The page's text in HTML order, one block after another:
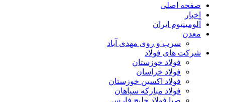
صفحه اصلی
اخبار
آلومینیوم ایران
معدن
سرب و روی مهدی آباد
شرکت های فولاد
فولاد خوزستان
فولاد خراسان
فولاد اکسین خوزستان
فولاد مبارکه سپاهان
صبا فولاد خلیج فارس